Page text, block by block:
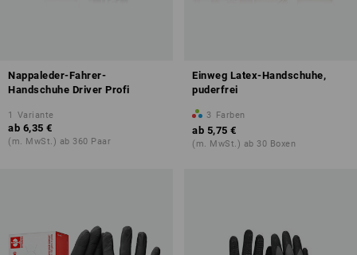
Nappaleder-Fahrer-
Handschuhe Driver Profi
1 Variante
ab 6,35 €
(m. MwSt.) ab 360 Paar
Einweg Latex-Handschuhe,
puderfrei
3 Farben
ab 5,75 €
(m. MwSt.) ab 30 Boxen